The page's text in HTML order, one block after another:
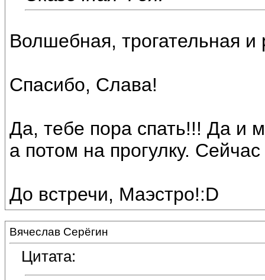
Волшебная, трогательная
Спасибо, Слава!
Да, тебе пора спать!!! Да и
а потом на прогулку.
До встречи, Маэстро!:D
Вячеслав Серёгин
Цитата: